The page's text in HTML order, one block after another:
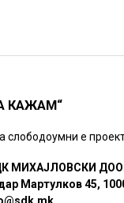
КАЖАМ“
слободоумни е
МИХАЈЛОВСКИ
Мартулков 45,